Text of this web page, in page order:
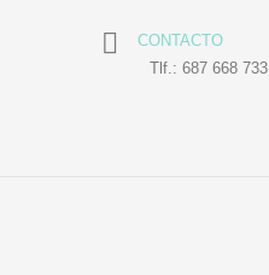
CONTACTO
Tlf.: 687 668 733